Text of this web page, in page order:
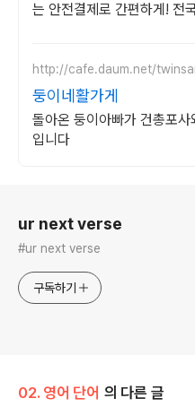
는 안전결제로 간편하게! 전
http://cafe.daum.net/
둥이네활가게
돌아온 둥이아빠가 건총포
입니다
ur next verse
#ur next verse
구독하기
02. 영어 단어 의 다른 글